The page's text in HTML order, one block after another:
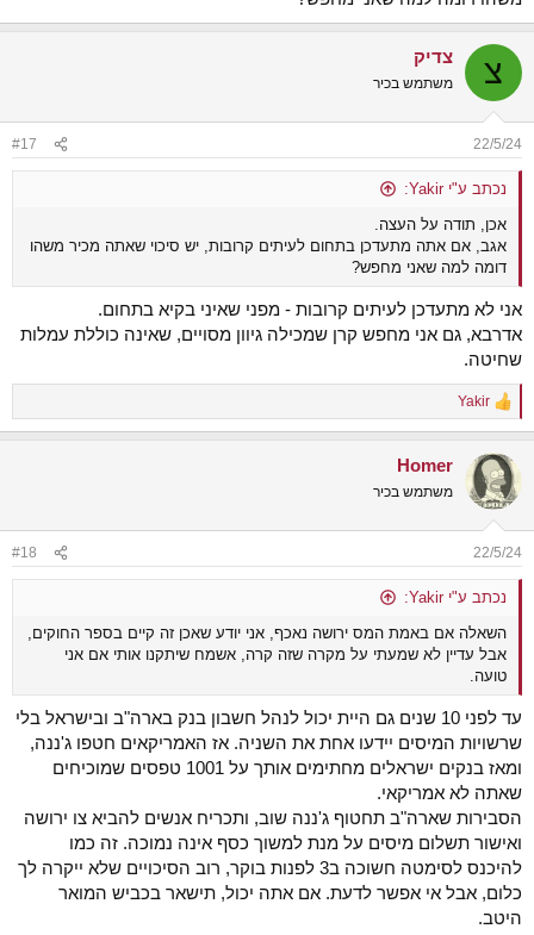
צ צדיק
משתמש בכיר
22/5/24
#17
נכתב ע"י Yakir:
אכן, תודה על העצה.
אגב, אם אתה מתעדכן בתחום לעיתים קרובות, יש סיכוי שאתה מכיר משהו
דומה למה שאני מחפש?
אני לא מתעדכן לעיתים קרובות - מפני שאיני בקיא בתחום.
אדרבא, גם אני מחפש קרן שמכילה גיוון מסויים, שאינה כוללת עמלות
שחיטה.
R
e
c
t
i
s
:
Yakir
Homer
משתמש בכיר
22/5/24
#18
נכתב ע"י Yakir:
השאלה אם באמת המס ירושה נאכף, אני יודע שאכן זה קיים בספר החוקים,
אבל עדיין לא שמעתי על מקרה שזה קרה, אשמח שיתקנו אותי אם אני
טועה.
עד לפני 10 שנים גם היית יכול לנהל חשבון בנק בארה"ב ובישראל בלי
שרשויות המיסים יידעו אחת את השניה. אז האמריקאים חטפו ג'ננה,
ומאז בנקים ישראלים מחתימים אותך על 1001 טפסים שמוכיחים
שאתה לא אמריקאי.
הסבירות שארה"ב תחטוף ג'ננה שוב, ותכריח אנשים להביא צו ירושה
ואישור תשלום מיסים על מנת למשוך כסף אינה נמוכה. זה כמו
להיכנס לסימטה חשוכה ב3 לפנות בוקר, רוב הסיכויים שלא ייקרה לך
כלום, אבל אי אפשר לדעת. אם אתה יכול, תישאר בכביש המואר
היטב.